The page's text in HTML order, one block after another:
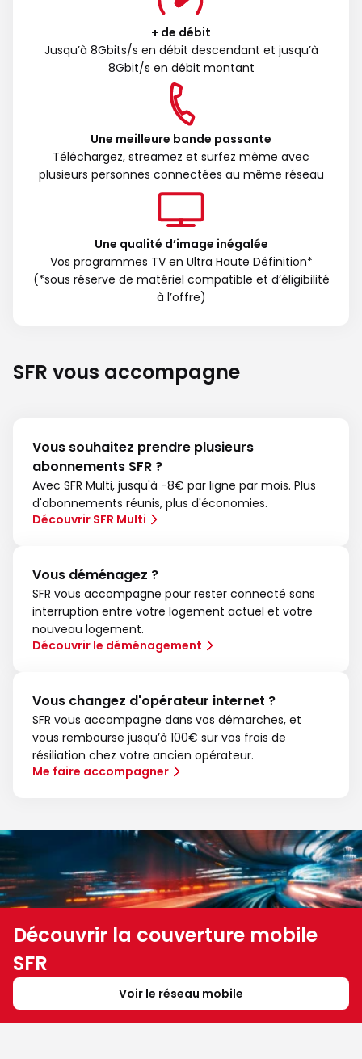
+ de débit
Jusqu’à 8Gbits/s en débit descendant et jusqu’à
8Gbit/s en débit montant
Une meilleure bande passante
Téléchargez, streamez et surfez même avec
plusieurs personnes connectées au même réseau
Une qualité d’image inégalée
Vos programmes TV en Ultra Haute Définition*
(*sous réserve de matériel compatible et d’éligibilité
à l’offre)
SFR vous accompagne
Vous souhaitez prendre plusieurs
abonnements SFR ?
Avec SFR Multi, jusqu'à -8€ par ligne par mois. Plus
d'abonnements réunis, plus d'économies.
Découvrir SFR Multi
Vous déménagez ?
SFR vous accompagne pour rester connecté sans
interruption entre votre logement actuel et votre
nouveau logement.
Découvrir le déménagement
Vous changez d'opérateur internet ?
SFR vous accompagne dans vos démarches, et
vous rembourse jusqu’à 100€ sur vos frais de
résiliation chez votre ancien opérateur.
Me faire accompagner
Découvrir la couverture mobile
SFR
Voir le réseau mobile